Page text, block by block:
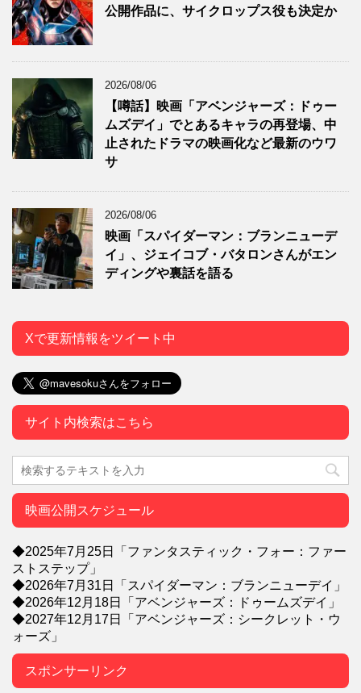
公開作品に、サイクロップス役も決定か
2026/08/06
【噂話】映画「アベンジャーズ：ドゥー
ムズデイ」でとあるキャラの再登場、中
止されたドラマの映画化など最新のウワ
サ
2026/08/06
映画「スパイダーマン：ブランニューデ
イ」、ジェイコブ・バタロンさんがエン
ディングや裏話を語る
Xで更新情報をツイート中
サイト内検索はこちら
映画公開スケジュール
◆2025年7月25日「ファンタスティック・フォー：ファー
ストステップ」
◆2026年7月31日「スパイダーマン：ブランニューデイ」
◆2026年12月18日「アベンジャーズ：ドゥームズデイ」
◆2027年12月17日「アベンジャーズ：シークレット・ウ
ォーズ」
スポンサーリンク